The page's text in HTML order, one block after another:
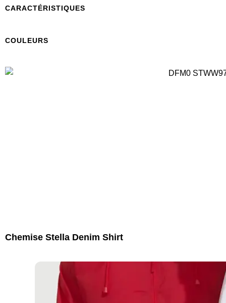
CARACTÉRISTIQUES
COULEURS
Chemise Stella Denim Shirt